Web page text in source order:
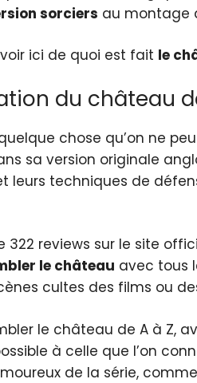
sorciers au montage
ici de quoi est fait le
du château
chose qu’on ne
sa version originale
leurs techniques de
322 reviews sur le site
le château avec tous
cultes des films ou
le château de A à Z,
à celle que l’on
de la série,